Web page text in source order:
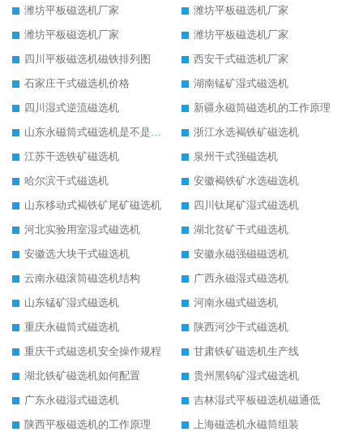
潍坊平板磁选机厂家
潍坊平板磁选机厂家
潍坊平板磁选机厂家
潍坊平板磁选机厂家
四川平板磁选机磁铁排列图
西安干式磁选机厂家
石家庄干式磁选机价格
湖南锰矿湿式磁选机
四川湿式逆流磁选机
新疆永磁筒磁选机的工作原理
山东永磁筒式磁选机是不是强磁
浙江水选褐铁矿磁选机
江苏干选铁矿磁选机
泉州干式强磁选机
哈尔滨干式磁选机
安徽褐铁矿水选磁选机
山东移动式褐铁矿尾矿磁选机
四川钛尾矿湿式磁选机
河北实验用室湿式磁选机
湖北贫矿干式磁选机
安徽选大块干式磁选机
安徽永磁强磁磁选机
云南永磁滚筒磁选机结构
广西永磁湿式磁选机
山东锰矿湿式磁选机
河南永磁式磁选机
重庆永磁筒式磁选机
陕西河沙干式磁选机
重庆干式磁选机安全操作规程
甘肃铁矿磁选机生产线
湖北铁矿磁选机如何配置
贵州黑钨矿湿式磁选机
广东永磁湿式磁选机
吉林湿式平板磁选机磁通低
陕西平板磁选机的工作原理
上海磁选机永磁筒组装